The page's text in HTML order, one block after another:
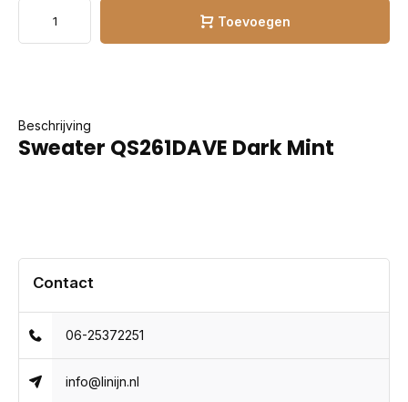
Toevoegen
Beschrijving
Sweater QS261DAVE Dark Mint
Contact
06-25372251
info@linijn.nl